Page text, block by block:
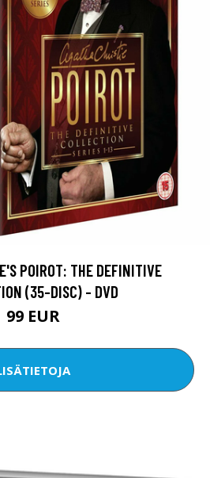
POIROT: THE DEFINITIVE
(35-DISC) - DVD
99 EUR